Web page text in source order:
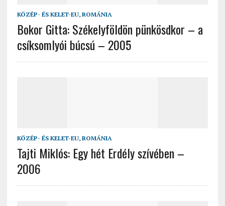
KÖZÉP- ÉS KELET-EU, ROMÁNIA
Bokor Gitta: Székelyföldön pünkösdkor – a
csíksomlyói búcsú – 2005
KÖZÉP- ÉS KELET-EU, ROMÁNIA
Tajti Miklós: Egy hét Erdély szívében –
2006